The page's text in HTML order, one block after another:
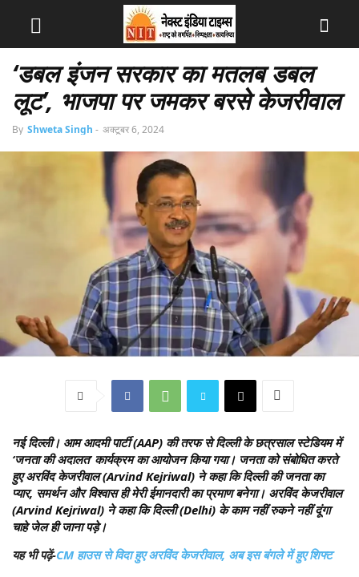
‘डबल इंजन सरकार का मतलब डबल
लूट’, भाजपा पर जमकर बरसे केजरीवाल
By Shweta Singh - अक्टूबर 6, 2024
नई दिल्ली। आम आदमी पार्टी (AAP) की तरफ से दिल्ली के छत्रसाल स्टेडियम में
‘जनता की अदालत’ कार्यक्रम का आयोजन किया गया। जनता को संबोधित करते
हुए अरविंद केजरीवाल (Arvind Kejriwal) ने कहा कि दिल्ली की जनता का
प्यार, समर्थन और विश्वास ही मेरी ईमानदारी का प्रमाण बनेगा। अरविंद केजरीवाल
(Arvind Kejriwal) ने कहा कि दिल्ली (Delhi) के काम नहीं रुकने नहीं दूंगा
चाहे जेल ही जाना पड़े।
यह भी पढ़ें-CM हाउस से विदा हुए अरविंद केजरीवाल, अब इस बंगले में हुए शिफ्ट